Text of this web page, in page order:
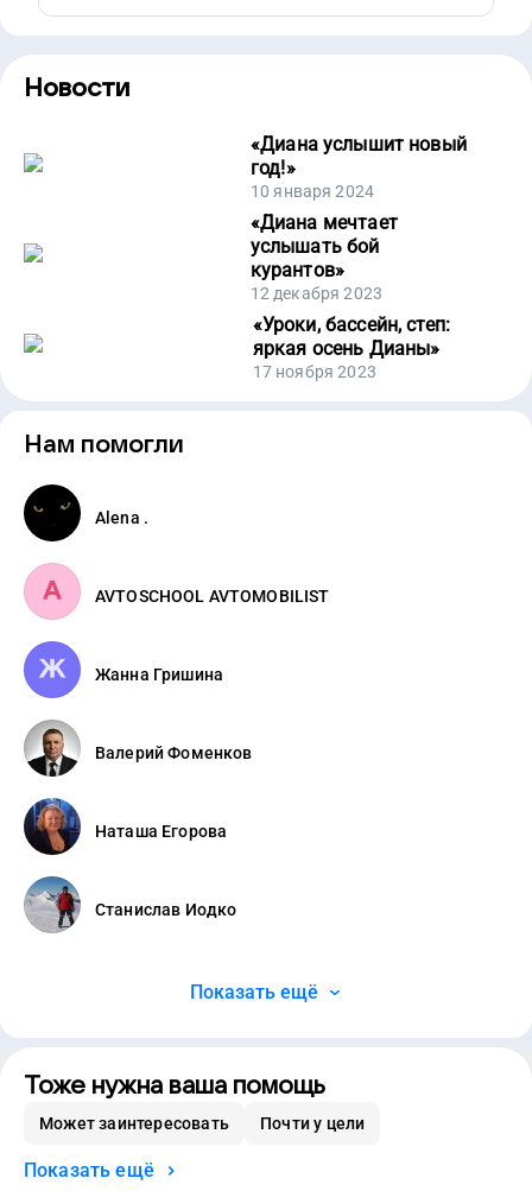
Новости
«Диана услышит новый
год!»
10 января 2024
«Диана мечтает
услышать бой
курантов»
12 декабря 2023
«Уроки, бассейн, степ:
яркая осень Дианы»
17 ноября 2023
Нам помогли
Alena .
AVTOSСHOOL AVTOMOBILIST
Жанна Гришина
Валерий Фоменков
Наташа Егорова
Станислав Иодко
Показать ещё
Тоже нужна ваша помощь
Может заинтересовать Почти у цели
Показать ещё